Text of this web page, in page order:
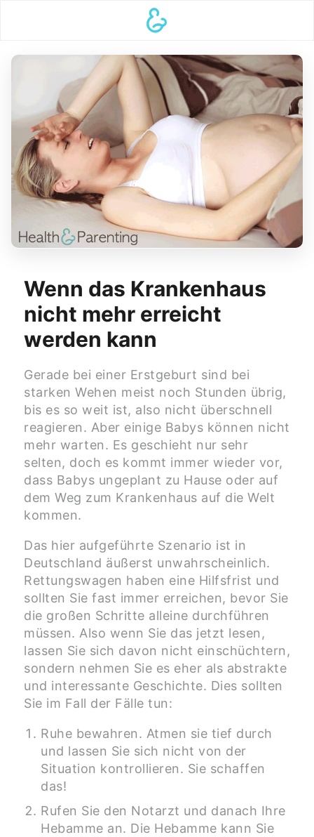
Wenn das Krankenhaus
nicht mehr erreicht
werden kann
Gerade bei einer Erstgeburt sind bei
starken Wehen meist noch Stunden übrig,
bis es so weit ist, also nicht überschnell
reagieren. Aber einige Babys können nicht
mehr warten. Es geschieht nur sehr
selten, doch es kommt immer wieder vor,
dass Babys ungeplant zu Hause oder auf
dem Weg zum Krankenhaus auf die Welt
kommen.
Das hier aufgeführte Szenario ist in
Deutschland äußerst unwahrscheinlich.
Rettungswagen haben eine Hilfsfrist und
sollten Sie fast immer erreichen, bevor Sie
die großen Schritte alleine durchführen
müssen. Also wenn Sie das jetzt lesen,
lassen Sie sich davon nicht einschüchtern,
sondern nehmen Sie es eher als abstrakte
und interessante Geschichte. Dies sollten
Sie im Fall der Fälle tun:
Ruhe bewahren. Atmen sie tief durch
und lassen Sie sich nicht von der
Situation kontrollieren. Sie schaffen
das!
Rufen Sie den Notarzt und danach Ihre
Hebamme an. Die Hebamme kann Sie